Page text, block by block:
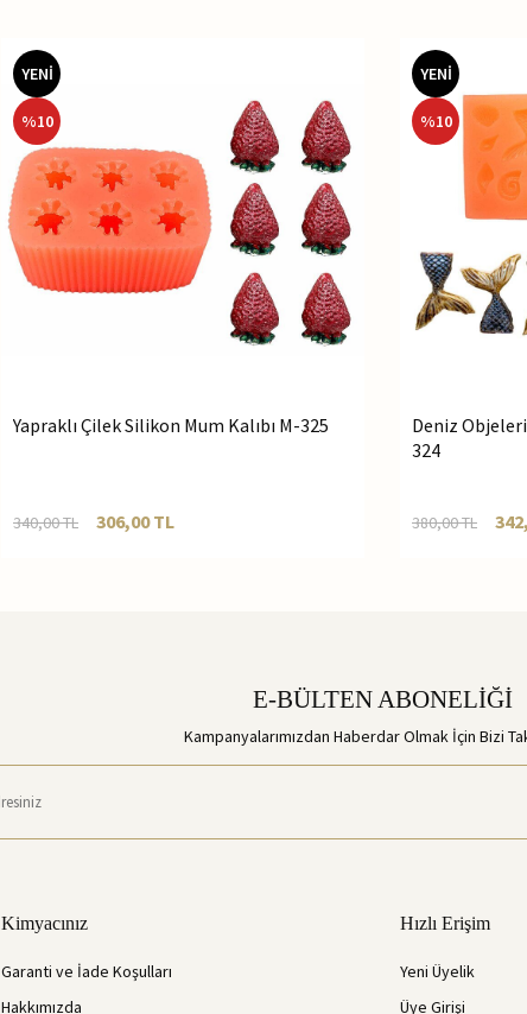
YENİ
%10
Yapraklı Çilek Silikon Mum Kalıbı M-325
340,00TL 306,00TL
YENİ
%10
Deniz
324
380,00TL
E-BÜLTEN ABONELİĞİ
Kampanyalarımızdan Haberdar Olmak İçin Bizi
Kimyacınız
Garanti ve İade Koşulları
Hakkımızda
Hızlı Erişim
Yeni Üyelik
Üye Girişi